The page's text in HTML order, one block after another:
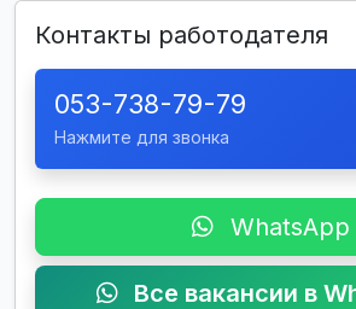
Контакты работодателя
053-738-79-79
Нажмите для звонка
WhatsApp
Все вакансии в